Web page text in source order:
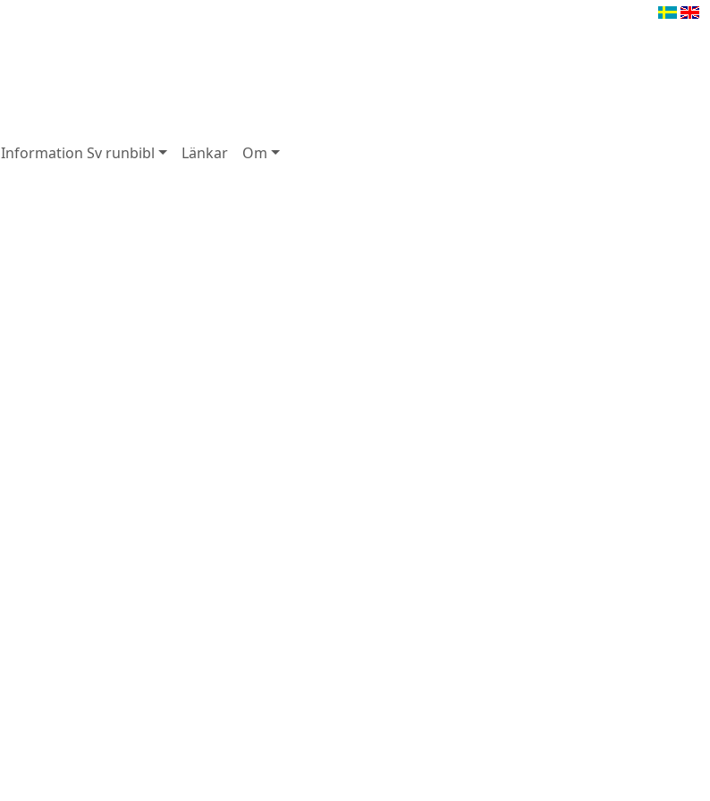
Information Sv runbibl Länkar Om